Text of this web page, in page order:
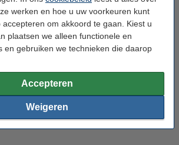
werken en hoe u uw voorkeuren kunt
om akkoord te gaan. Kiest u
plaatsen we alleen functionele en
en gebruiken we technieken die daarop
Accepteren
Weigeren
de werking van de rest van de producten
zet het wifi signaal in uw woning om in een Zigbee
inbegrepen.
niet het enige merk dat gebruikmaakt van het
ook mogelijk om AduroSmart producten te
aan producten van Philips Hue.
AduroSmart bedienen